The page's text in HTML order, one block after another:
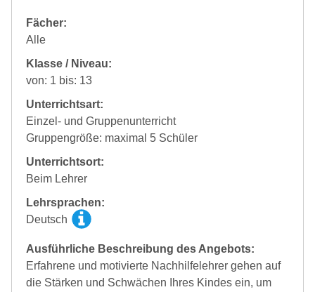
Fächer:
Alle
Klasse / Niveau:
von: 1 bis: 13
Unterrichtsart:
Einzel- und Gruppenunterricht
Gruppengröße: maximal 5 Schüler
Unterrichtsort:
Beim Lehrer
Lehrsprachen:
Deutsch
Ausführliche Beschreibung des Angebots:
Erfahrene und motivierte Nachhilfelehrer gehen auf
die Stärken und Schwächen Ihres Kindes ein, um